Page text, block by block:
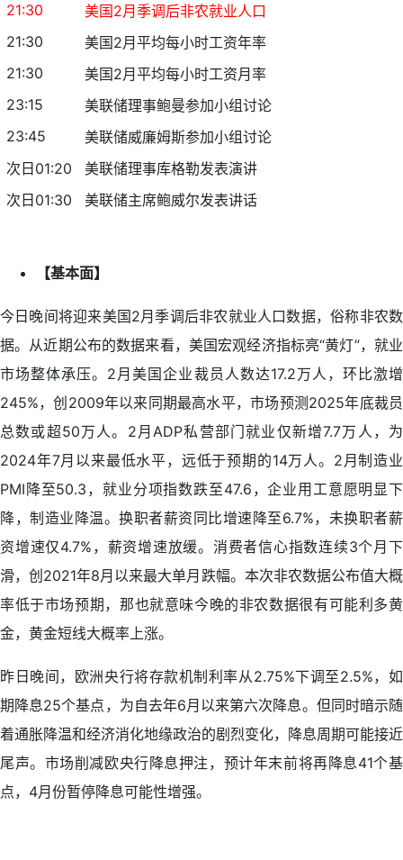
21:30
美国2月季调后非农就业人口
21:30
美国2月平均每小时工资年率
21:30
美国2月平均每小时工资月率
23:15
美联储理事鲍曼参加小组讨论
23:45
美联储威廉姆斯参加小组讨论
次日01:20
美联储理事库格勒发表演讲
次日01:30
美联储主席鲍威尔发表讲话
【基本面】
今日晚间将迎来美国2月季调后非农就业人口数据，俗称非农数
据。从近期公布的数据来看，美国宏观经济指标亮“黄灯”，就业
市场整体承压。2月美国企业裁员人数达17.2万人，环比激增
245%，创2009年以来同期最高水平，市场预测2025年底裁员
总数或超50万人。2月ADP私营部门就业仅新增7.7万人，为
2024年7月以来最低水平，远低于预期的14万人。2月制造业
PMI降至50.3，就业分项指数跌至47.6，企业用工意愿明显下
降，制造业降温。换职者薪资同比增速降至6.7%，未换职者薪
资增速仅4.7%，薪资增速放缓。消费者信心指数连续3个月下
滑，创2021年8月以来最大单月跌幅。本次非农数据公布值大概
率低于市场预期，那也就意味今晚的非农数据很有可能利多黄
金，黄金短线大概率上涨。
昨日晚间，欧洲央行将存款机制利率从2.75%下调至2.5%，如
期降息25个基点，为自去年6月以来第六次降息。但同时暗示随
着通胀降温和经济消化地缘政治的剧烈变化，降息周期可能接近
尾声。市场削减欧央行降息押注，预计年末前将再降息41个基
点，4月份暂停降息可能性增强。